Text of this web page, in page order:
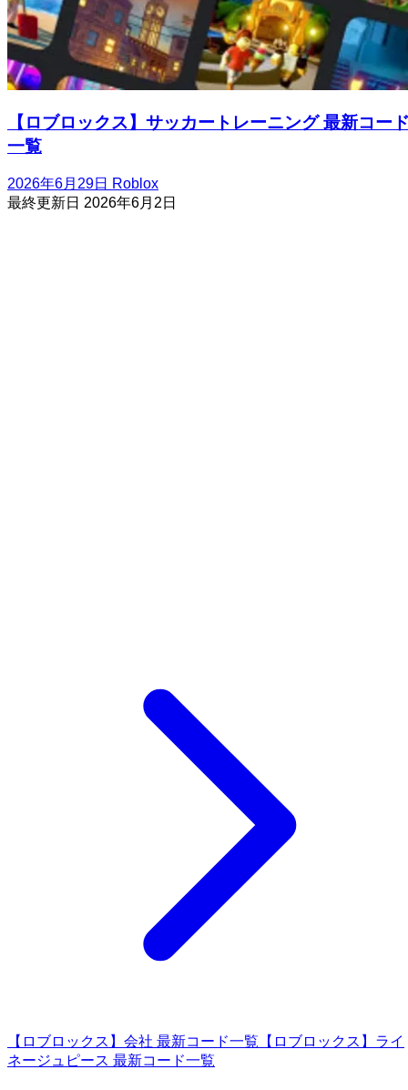
【ロブロックス】サッカートレーニング 最新コー
一覧
2026年6月29日 Roblox
最終更新日 2026年6月2日
【ロブロックス】会社 最新コード一覧 【ロブロックス】ライ
ネージュピース 最新コード一覧